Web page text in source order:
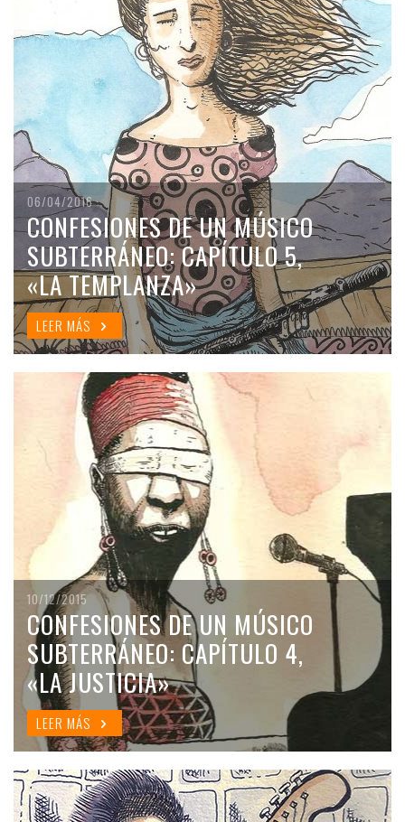
06/04/2016
CONFESIONES DE UN MÚSICO
SUBTERRÁNEO: CAPÍTULO 5,
«LA TEMPLANZA»
LEER MÁS
10/12/2015
CONFESIONES DE UN MÚSICO
SUBTERRÁNEO: CAPÍTULO 4,
«LA JUSTICIA»
LEER MÁS